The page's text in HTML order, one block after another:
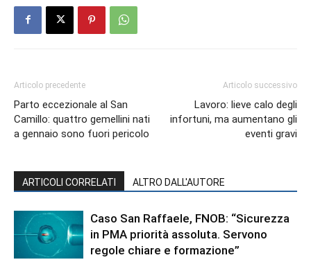
Articolo precedente
Parto eccezionale al San
Camillo: quattro gemellini nati
a gennaio sono fuori pericolo
Articolo successivo
Lavoro: lieve calo degli
infortuni, ma aumentano gli
eventi gravi
ARTICOLI CORRELATI ALTRO DALL'AUTORE
Caso San Raffaele, FNOB: “Sicurezza
in PMA priorità assoluta. Servono
regole chiare e formazione”